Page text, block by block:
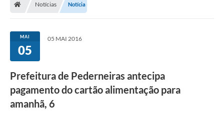
Notícias Notícia
MAI
05
05 MAI 2016
Prefeitura de Pederneiras antecipa
pagamento do cartão alimentação para
amanhã, 6